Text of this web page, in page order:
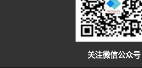
关注微信公众号